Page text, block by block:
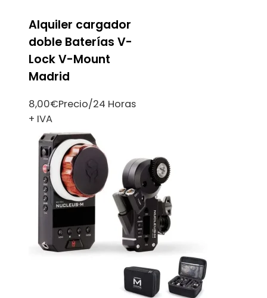
Alquiler cargador
doble Baterías V-
Lock V-Mount
Madrid
8,00€Precio/24 Horas
+ IVA